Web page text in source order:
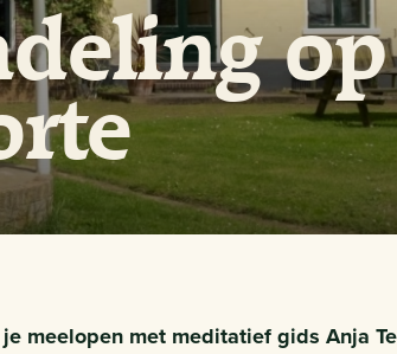
op
meelopen met meditatief gids Anja